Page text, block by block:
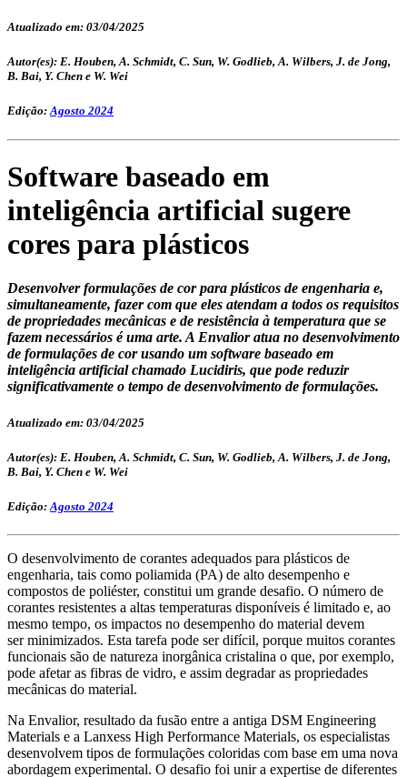
Atualizado em: 03/04/2025
Autor(es): E. Houben, A. Schmidt, C. Sun, W. Godlieb, A. Wilbers, J. de Jong,
B. Bai, Y. Chen e W. Wei
Edição:Agosto 2024
Software baseado em
inteligência artificial sugere
cores para plásticos
Desenvolver formulações de cor para plásticos de engenharia e,
simultaneamente, fazer com que eles atendam a todos os requisitos
de propriedades mecânicas e de resistência à temperatura que se
fazem necessários é uma arte. A Envalior atua no desenvolvimento
de formulações de cor usando um software baseado em
inteligência artificial chamado Lucidiris, que pode reduzir
significativamente o tempo de desenvolvimento de formulações.
Atualizado em: 03/04/2025
Autor(es): E. Houben, A. Schmidt, C. Sun, W. Godlieb, A. Wilbers, J. de Jong,
B. Bai, Y. Chen e W. Wei
Edição: Agosto 2024
O desenvolvimento de corantes adequados para plásticos de
engenharia, tais como poliamida (PA) de alto desempenho e
compostos de poliéster, constitui um grande desafio. O número de
corantes resistentes a altas temperaturas disponíveis é limitado e, ao
mesmo tempo, os impactos no desempenho do material devem
ser minimizados. Esta tarefa pode ser difícil, porque muitos corantes
funcionais são de natureza inorgânica cristalina o que, por exemplo,
pode afetar as fibras de vidro, e assim degradar as propriedades
mecânicas do material.
Na Envalior, resultado da fusão entre a antiga DSM Engineering
Materials e a Lanxess High Performance Materials, os especialistas
desenvolvem tipos de formulações coloridas com base em uma nova
abordagem experimental. O desafio foi unir a expertise de diferentes